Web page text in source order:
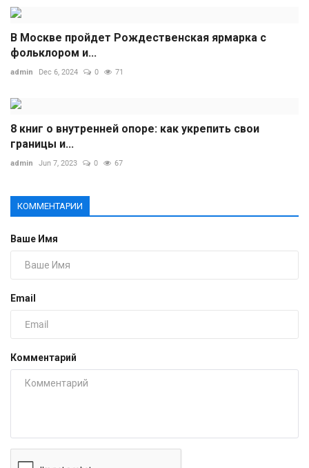
В Москве пройдет Рождественская ярмарка с
фольклором и...
admin Dec 6, 2024 0 71
8 книг о внутренней опоре: как укрепить свои
границы и...
admin Jun 7, 2023 0 67
КОММЕНТАРИИ
Ваше Имя
Email
Комментарий